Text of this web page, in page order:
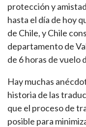
protección y
hasta el día de hoy
de Chile, y Chile
departamento de
de 6 horas de vuelo
Hay muchas
historia de las
que el proceso de
posible para